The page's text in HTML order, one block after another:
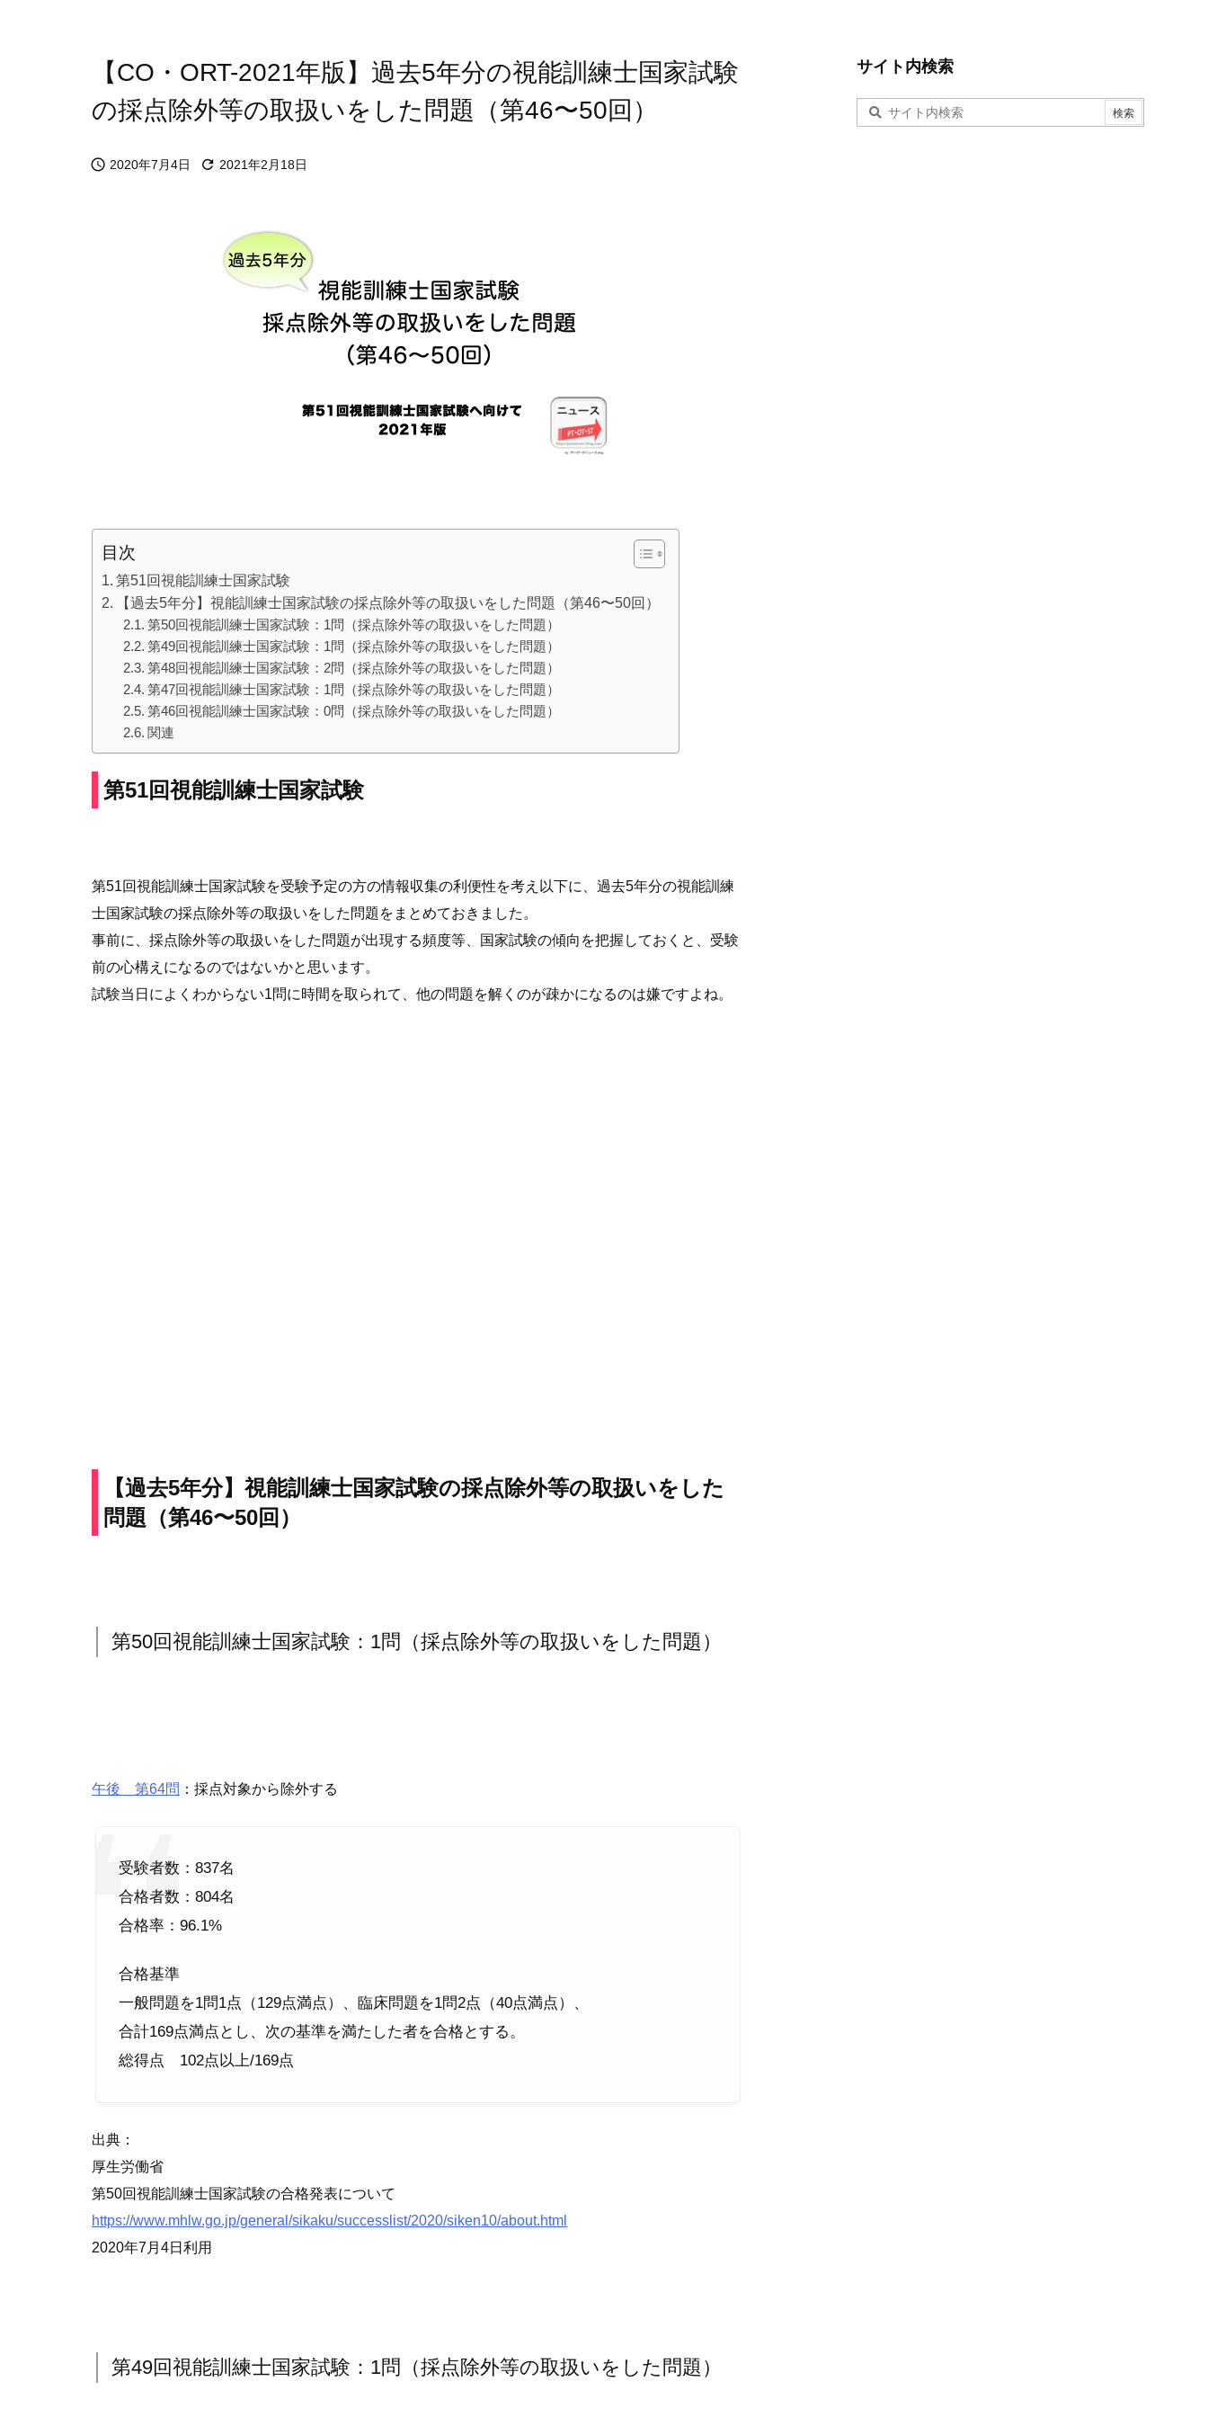
【CO・ORT-2021年版】過去5年分の視能訓練士国家試験
の採点除外等の取扱いをした問題（第46〜50回）
 2020年7月4日  2021年2月18日
目次
第51回視能訓練士国家試験
【過去5年分】視能訓練士国家試験の採点除外等の取扱いをした問題（第46〜50回）
第50回視能訓練士国家試験：1問（採点除外等の取扱いをした問題）
第49回視能訓練士国家試験：1問（採点除外等の取扱いをした問題）
第48回視能訓練士国家試験：2問（採点除外等の取扱いをした問題）
第47回視能訓練士国家試験：1問（採点除外等の取扱いをした問題）
第46回視能訓練士国家試験：0問（採点除外等の取扱いをした問題）
関連
第51回視能訓練士国家試験
第51回視能訓練士国家試験を受験予定の方の情報収集の利便性を考え以下に、過去5年分の視能訓練
士国家試験の採点除外等の取扱いをした問題をまとめておきました。
事前に、採点除外等の取扱いをした問題が出現する頻度等、国家試験の傾向を把握しておくと、受験
前の心構えになるのではないかと思います。
試験当日によくわからない1問に時間を取られて、他の問題を解くのが疎かになるのは嫌ですよね。
【過去5年分】視能訓練士国家試験の採点除外等の取扱いをした
問題（第46〜50回）
第50回視能訓練士国家試験：1問（採点除外等の取扱いをした問題）
午後 第64問 ：採点対象から除外する
受験者数：837名
合格者数：804名
合格率：96.1%
合格基準
一般問題を1問1点（129点満点）、臨床問題を1問2点（40点満点）、
合計169点満点とし、次の基準を満たした者を合格とする。
総得点 102点以上/169点
出典：
厚生労働省
第50回視能訓練士国家試験の合格発表について
https://www.mhlw.go.jp/general/sikaku/successlist/2020/siken10/about.html
2020年7月4日利用
第49回視能訓練士国家試験：1問（採点除外等の取扱いをした問題）
サイト内検索